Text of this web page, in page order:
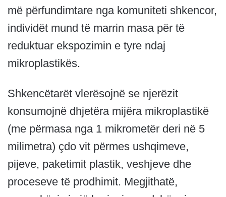
më përfundimtare nga komuniteti shkencor,
individët mund të marrin masa për të
reduktuar ekspozimin e tyre ndaj
mikroplastikës.
Shkencëtarët vlerësojnë se njerëzit
konsumojnë dhjetëra mijëra mikroplastikë
(me përmasa nga 1 mikrometër deri në 5
milimetra) çdo vit përmes ushqimeve,
pijeve, paketimit plastik, veshjeve dhe
proceseve të prodhimit. Megjithatë,